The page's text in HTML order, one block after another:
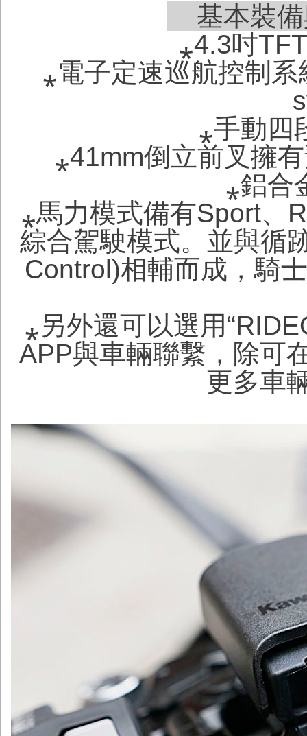
基本裝
⁎4.3吋
⁎電子定速巡航控制
⁎手動四
⁎41mm倒立前叉擁
⁎鋁合
⁎馬力模式備有Sport、
綜合駕駛模式。並與循
Control)相輔而成，騎
⁎另外還可以選用
APP與車輛聯繫，除可
更多車